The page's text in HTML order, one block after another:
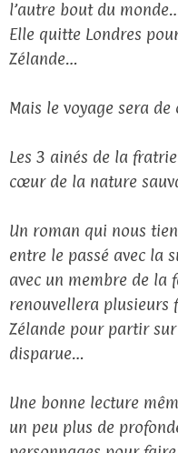
l’autre bout du
Elle quitte Londres
Zélande…
Mais le voyage sera
Les 3 ainés de la
cœur de la nature
Un roman qui nous
entre le passé avec la
avec un membre de la
renouvellera plusieurs
Zélande pour partir
disparue…
Une bonne lecture
un peu plus de